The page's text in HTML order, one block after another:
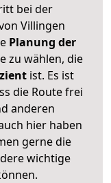
bei der
Villingen
Planung der
zu wählen, die
ist. Es ist
die Route frei
anderen
hier haben
gerne die
wichtige